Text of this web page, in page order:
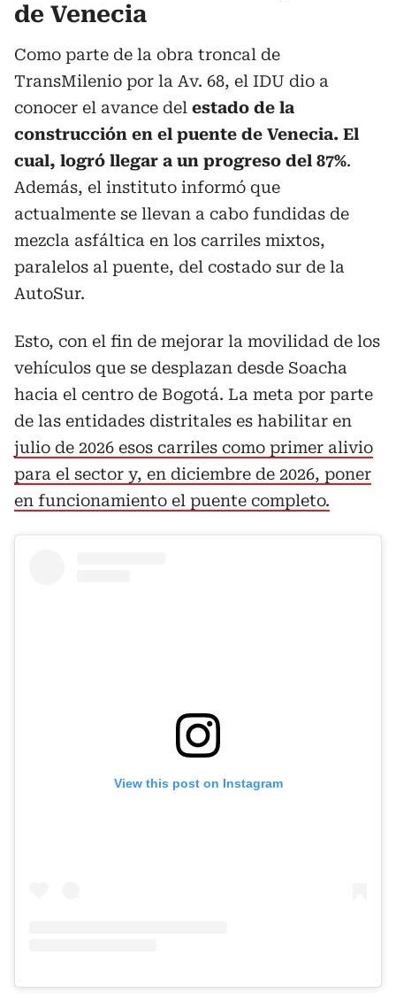
de Venecia
Como parte de la obra troncal de
TransMilenio por la Av. 68, el IDU dio a
conocer el avance del estado de la
construcción en el puente de Venecia. El
cual, logró llegar a un progreso del 87%.
Además, el instituto informó que
actualmente se llevan a cabo fundidas de
mezcla asfáltica en los carriles mixtos,
paralelos al puente, del costado sur de la
AutoSur.
Esto, con el fin de mejorar la movilidad de los
vehículos que se desplazan desde Soacha
hacia el centro de Bogotá. La meta por parte
de las entidades distritales es habilitar en
julio de 2026 esos carriles como primer alivio
para el sector y, en diciembre de 2026, poner
en funcionamiento el puente completo.
View this post on Instagram